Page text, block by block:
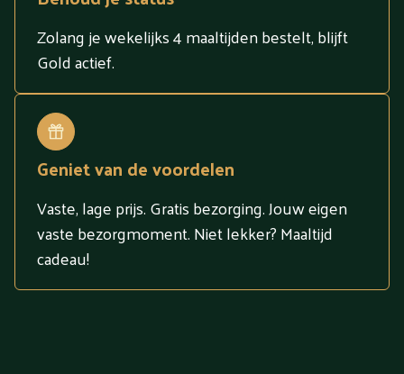
Zolang je wekelijks 4 maaltijden bestelt, blijft
Gold actief.
Geniet van de voordelen
Vaste, lage prijs. Gratis bezorging. Jouw eigen
vaste bezorgmoment. Niet lekker? Maaltijd
cadeau!